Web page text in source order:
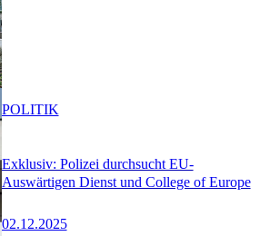
Exklusiv: Polizei durchsucht EU-
Auswärtigen Dienst und College of Europe
02.12.2025
POLITIK